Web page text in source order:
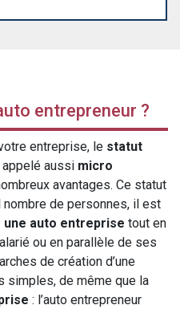
entrepreneur ?
entreprise, le statut
appelé aussi micro
avantages. Ce statut
de personnes, il est
auto entreprise tout en
ou en parallèle de ses
de création d’une
simples, de même que la
: l’auto entrepreneur